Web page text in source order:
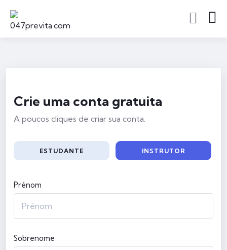
Crie uma conta gratuita
A poucos cliques de criar sua conta.
ESTUDANTE INSTRUTOR
Prénom
Sobrenome